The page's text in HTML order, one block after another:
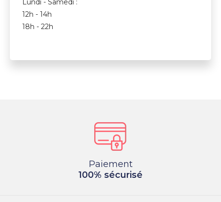
Lundi - Samedi :
12h - 14h
18h - 22h
Paiement
100% sécurisé